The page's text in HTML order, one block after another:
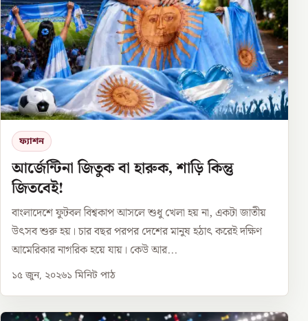
ফ্যাশন
আর্জেন্টিনা জিতুক বা হারুক, শাড়ি কিন্তু
জিতবেই!
বাংলাদেশে ফুটবল বিশ্বকাপ আসলে শুধু খেলা হয় না, একটা জাতীয়
উৎসব শুরু হয়। চার বছর পরপর দেশের মানুষ হঠাৎ করেই দক্ষিণ
আমেরিকার নাগরিক হয়ে যায়। কেউ আর...
১৫ জুন, ২০২৬১ মিনিট পাঠ